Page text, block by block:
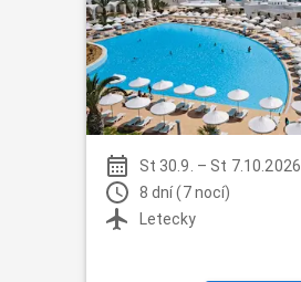
St 30.9. – St 7.10.2026
8 dní (7 nocí)
Letecky